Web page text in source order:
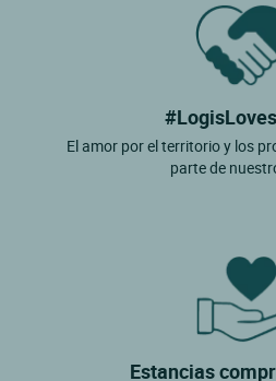
El amor por el territorio y los
parte de
Estancias